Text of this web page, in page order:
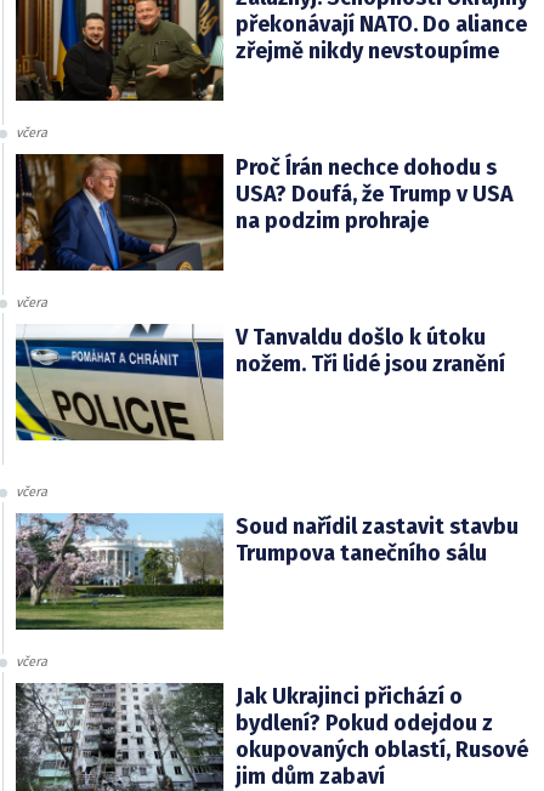
překonávají NATO. Do aliance
zřejmě nikdy nevstoupíme
včera
Proč Írán nechce dohodu s
USA? Doufá, že Trump v USA
na podzim prohraje
včera
V Tanvaldu došlo k útoku
nožem. Tři lidé jsou zranění
včera
Soud nařídil zastavit stavbu
Trumpova tanečního sálu
včera
Jak Ukrajinci přichází o
bydlení? Pokud odejdou z
okupovaných oblastí, Rusové
jim dům zabaví